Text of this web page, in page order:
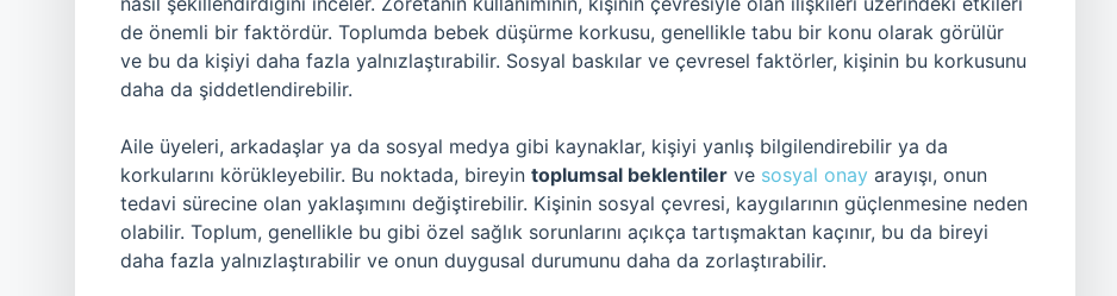
de önemli bir faktördür. Toplumda bebek düşürme korkusu, genellikle tabu bir konu olarak görülür
ve bu da kişiyi daha fazla yalnızlaştırabilir. Sosyal baskılar ve çevresel faktörler, kişinin bu korkusunu
daha da şiddetlendirebilir.
Aile üyeleri, arkadaşlar ya da sosyal medya gibi kaynaklar, kişiyi yanlış bilgilendirebilir ya da
korkularını körükleyebilir. Bu noktada, bireyin toplumsal beklentiler ve sosyal onay arayışı, onun
tedavi sürecine olan yaklaşımını değiştirebilir. Kişinin sosyal çevresi, kaygılarının güçlenmesine neden
olabilir. Toplum, genellikle bu gibi özel sağlık sorunlarını açıkça tartışmaktan kaçınır, bu da bireyi
daha fazla yalnızlaştırabilir ve onun duygusal durumunu daha da zorlaştırabilir.